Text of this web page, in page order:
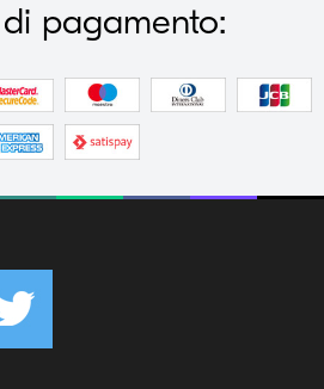
pagamento: